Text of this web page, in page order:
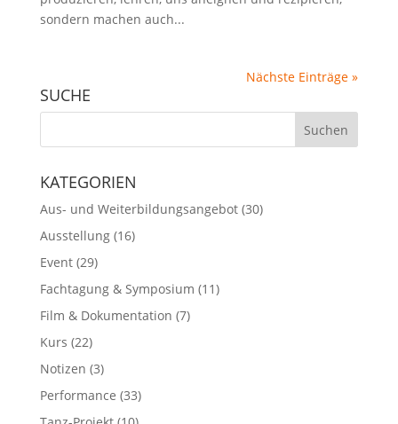
sondern machen auch...
Nächste Einträge »
SUCHE
KATEGORIEN
Aus- und Weiterbildungsangebot(30)
Ausstellung(16)
Event(29)
Fachtagung & Symposium (11)
Film & Dokumentation (7)
Kurs (22)
Notizen (3)
Performance (33)